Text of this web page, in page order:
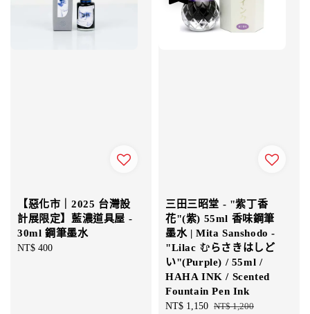
【惡化市｜2025 台灣設
計展限定】藍濃道具屋 -
30ml 鋼筆墨水
Regular
NT$ 400
三田三昭堂 - "紫丁香
花"(紫) 55ml 香味鋼筆
墨水 | Mita Sanshodo -
"Lilac むらさきはしど
い"(Purple) / 55ml /
HAHA INK / Scented
Fountain Pen Ink
Sale
NT$ 1,150 Regular
NT$ 1,200